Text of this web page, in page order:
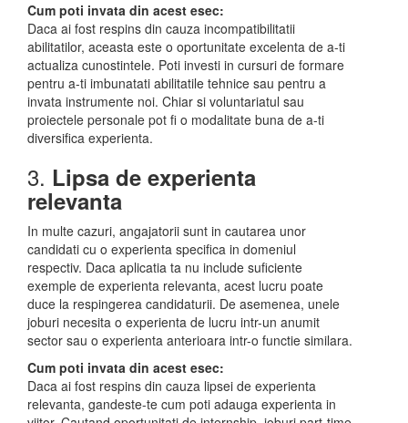
Cum poti invata din acest esec:
Daca ai fost respins din cauza incompatibilitatii
abilitatilor, aceasta este o oportunitate excelenta de a-ti
actualiza cunostintele. Poti investi in cursuri de formare
pentru a-ti imbunatati abilitatile tehnice sau pentru a
invata instrumente noi. Chiar si voluntariatul sau
proiectele personale pot fi o modalitate buna de a-ti
diversifica experienta.
3. Lipsa de experienta
relevanta
In multe cazuri, angajatorii sunt in cautarea unor
candidati cu o experienta specifica in domeniul
respectiv. Daca aplicatia ta nu include suficiente
exemple de experienta relevanta, acest lucru poate
duce la respingerea candidaturii. De asemenea, unele
joburi necesita o experienta de lucru intr-un anumit
sector sau o experienta anterioara intr-o functie similara.
Cum poti invata din acest esec:
Daca ai fost respins din cauza lipsei de experienta
relevanta, gandeste-te cum poti adauga experienta in